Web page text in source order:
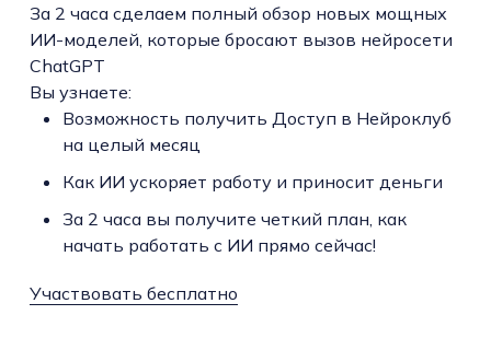
За 2 часа сделаем полный обзор новых мощных
ИИ-моделей, которые бросают вызов нейросети
ChatGPT
Вы узнаете:
Возможность получить Доступ в Нейроклуб
на целый месяц
Как ИИ ускоряет работу и приносит деньги
За 2 часа вы получите четкий план, как
начать работать с ИИ прямо сейчас!
Участвовать бесплатно